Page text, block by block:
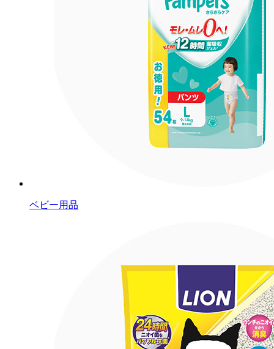
ベビー用品